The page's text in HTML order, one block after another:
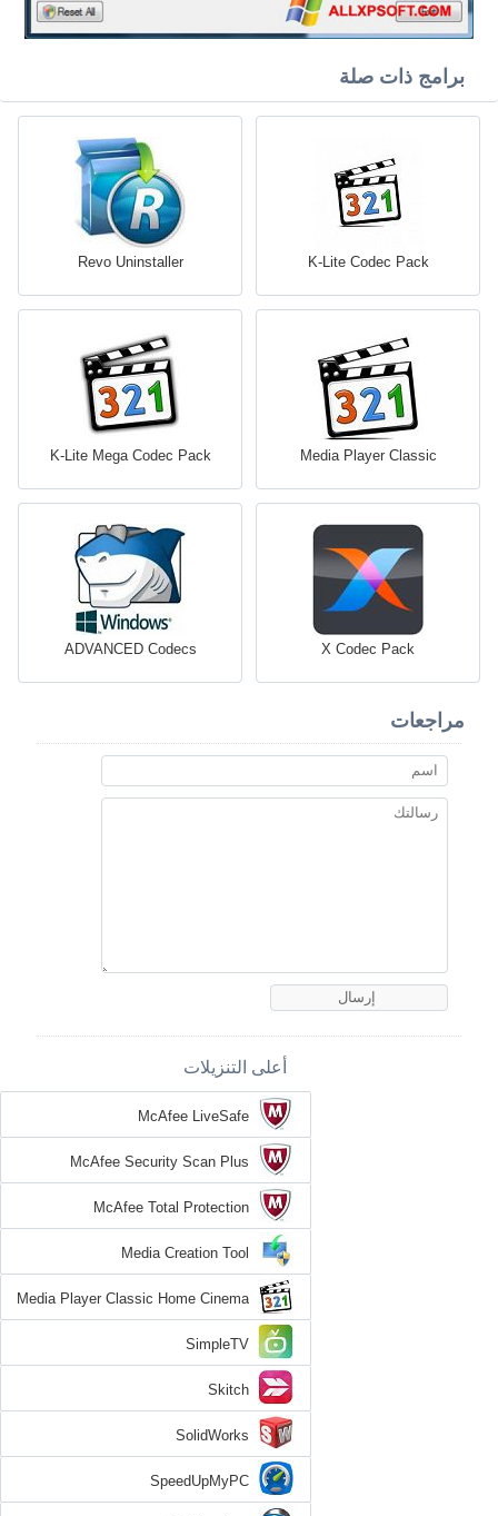
برامج ذات صلة
K-Lite Codec Pack
Revo Uninstaller
Media Player Classic
K-Lite Mega Codec Pack
X Codec Pack
ADVANCED Codecs
مراجعات
أعلى التنزيلات
McAfee LiveSafe
McAfee Security Scan Plus
McAfee Total Protection
Media Creation Tool
Media Player Classic Home Cinema
SimpleTV
Skitch
SolidWorks
SpeedUpMyPC